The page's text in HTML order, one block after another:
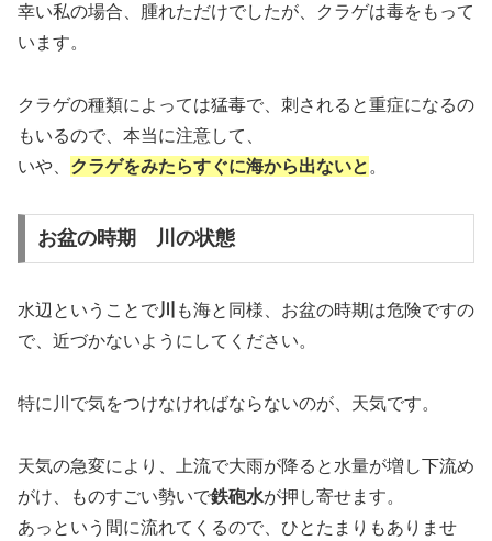
幸い私の場合、腫れただけでしたが、
クラゲは毒をもって
います。
クラゲの種類によっては猛毒で、刺されると重症になるの
もいるので、本当に注意して、
いや、 クラゲをみたらすぐに海から出ないと。
お盆の時期 川の状態
水辺ということで川 も海と同様、お盆の時期は危険ですの
で、近づかないようにしてください。
特に川で気をつけなければならないのが、天気です。
天気の急変により、上流で大雨が降ると水量が増し下流め
がけ、ものすごい勢いで鉄砲水が押し寄せます。
あっという間に流れてくるので、ひとたまりもありませ